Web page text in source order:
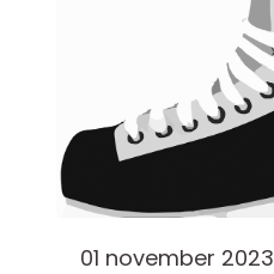
01 november 2023